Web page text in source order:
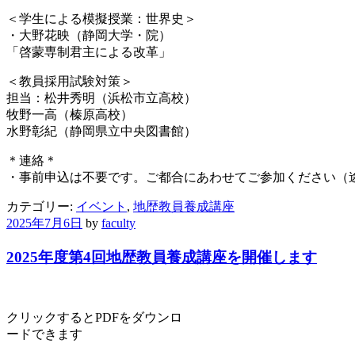
＜学生による模擬授業：世界史＞
・大野花映（静岡大学・院）
「啓蒙専制君主による改革」
＜教員採用試験対策＞
担当：松井秀明（浜松市立高校）
牧野一高（榛原高校）
水野彰紀（静岡県立中央図書館）
＊連絡＊
・事前申込は不要です。ご都合にあわせてご参加ください（
カテゴリー: イベント , 地歴教員養成講座
2025年7月6日 by faculty
2025年度第4回地歴教員養成講座を開催します
クリックするとPDFをダウンロ
ードできます